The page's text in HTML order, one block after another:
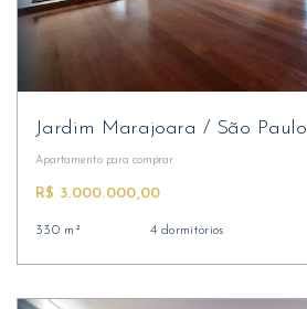
Jardim Marajoara / São Paulo
Apartamento para comprar
R$ 3.000.000,00
330 m² 4 dormitórios